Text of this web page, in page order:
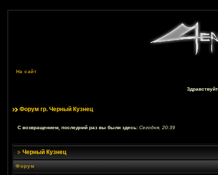
На сайт
Форум гр. Черный Кузнец
С возвращением, последний раз вы были здесь: Сегодня, 20:39
Черный Кузнец
Форум